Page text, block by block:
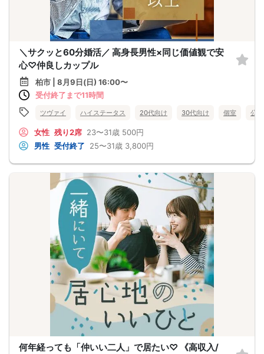
＼サクッと60分婚活／ 高身長男性×同じ価値観で安
心♡仲良しカップル
柏市 | 8月9日(日) 16:00〜
受付終了まで11時間
ツヴァイ ハイステータス 20代向け 30代向け 個室 公
女性 残り2席 23〜31歳 500円
男性 受付終了 25〜31歳 3,800円
何年経っても「仲いい二人」で居たい♡ 《高収入/